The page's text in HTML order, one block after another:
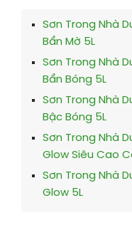
Sơn Trong Nhà
Bẩn Mờ 5L
Sơn Trong Nhà
Bẩn Bóng 5L
Sơn Trong Nhà
Bậc Bóng 5L
Sơn Trong Nhà
Glow Siêu Cao
Sơn Trong Nhà
Glow 5L